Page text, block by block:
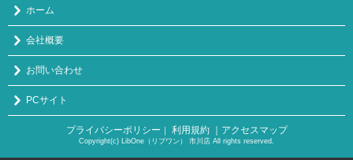
ホーム
会社概要
お問い合わせ
PCサイト
プライバシーポリシー ｜ 利用規約 ｜アクセスマップ
Copyright(c) LibOne（リブワン） 市川店 All rights reserved.